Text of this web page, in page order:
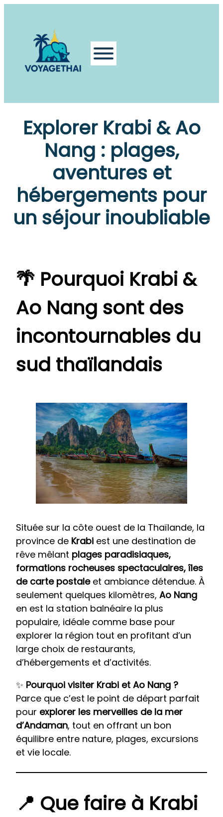
Explorer Krabi & Ao
Nang : plages,
aventures et
hébergements pour
un séjour inoubliable
🌴 Pourquoi Krabi &
Ao Nang sont des
incontournables du
sud thaïlandais
Située sur la côte ouest de la Thaïlande, la
province de Krabi est une destination de
rêve mêlant plages paradisiaques,
formations rocheuses spectaculaires, îles
de carte postaleet ambiance détendue. À
seulement quelques kilomètres, Ao Nang
en est la station balnéaire la plus
populaire, idéale comme base pour
explorer la région tout en profitant d’un
large choix de restaurants,
d’hébergements et d’activités.
✨ Pourquoi visiter Krabi et Ao Nang ?
Parce que c’est le point de départ parfait
pour explorer les merveilles de la mer
d’Andaman, tout en offrant un bon
équilibre entre nature, plages, excursions
et vie locale.
📍 Que faire à Krabi